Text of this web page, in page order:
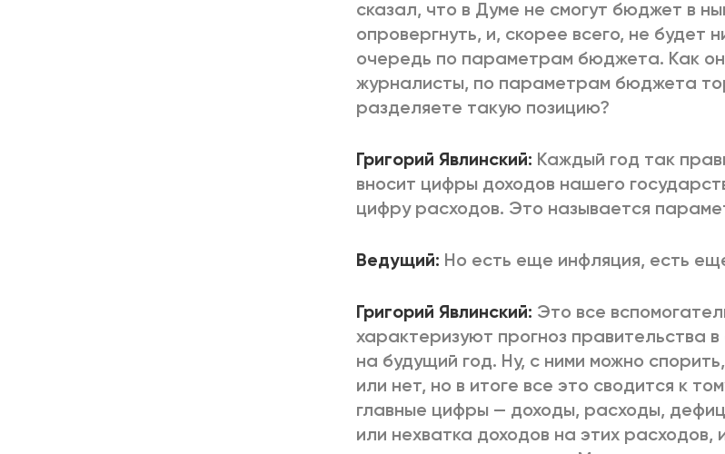
сказал, что в Думе не смогут бюджет в
опровергнуть, и, скорее всего, не будет
очередь по параметрам бюджета. Как он
журналисты, по параметрам бюджета
разделяете такую позицию?
Григорий Явлинский: Каждый год так
вносит цифры доходов нашего
цифру расходов. Это называется
Ведущий: Но есть еще инфляция, есть
Григорий Явлинский: Это все
характеризуют прогноз правительства
на будущий год. Ну, с ними можно
или нет, но в итоге все это сводится к
главные цифры — доходы, расходы,
или нехватка доходов на этих